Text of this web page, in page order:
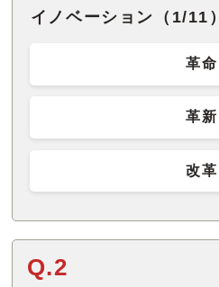
イノベーション（1/11）
革命
革新
改革
Q.2